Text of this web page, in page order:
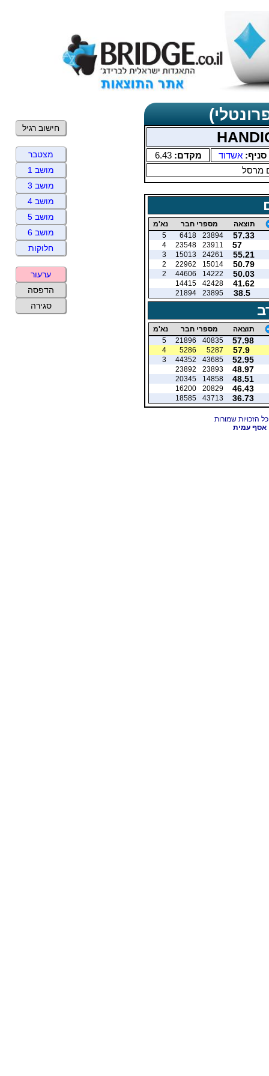
סניף: אשדוד מקדם:6.43
מרסל
תוצאה מספרי חבר נא'מ
57.33
23894
6418
5
57
23911
23548
4
55.21
24261
15013
3
50.79
15014
22962
2
50.03
14222
44606
2
41.62
42428
14415
38.5
23895
21894
תוצאה מספרי חבר נא'מ
57.98
40835
21896
5
57.9
5287
5286
4
52.95
43685
44352
3
48.97
23893
23892
48.51
14858
20345
46.43
20829
16200
36.73
43713
18585
אסף עמית
חישוב רגיל
מצטבר
מושב 1
מושב 3
מושב 4
מושב 5
מושב 6
חלוקות
ערעור
הדפסה
סגירה